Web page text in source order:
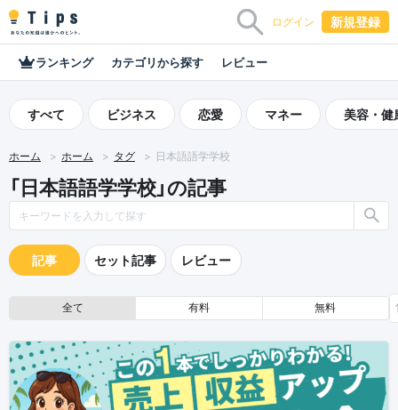
ログイン 新規登録
ランキング カテゴリから探す レビュー
すべて ビジネス 恋愛 マネー 美容・健
ホーム ホーム タグ 日本語語学学校
「日本語語学学校」の記事
記事 セット記事 レビュー
全て 有料 無料